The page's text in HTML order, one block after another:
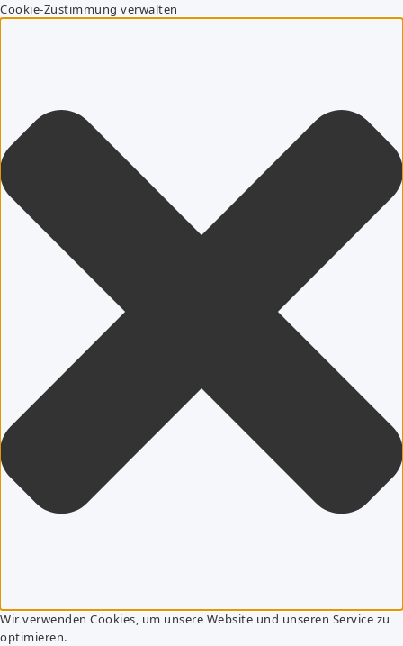
Cookie-Zustimmung verwalten
Wir verwenden Cookies, um unsere Website und unseren Service zu
optimieren.